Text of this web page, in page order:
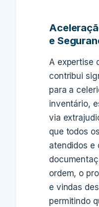
e
A expertise
contribui
para a
inventário,
via
que todos
atendidos e
ordem, o
e vindas
permitindo